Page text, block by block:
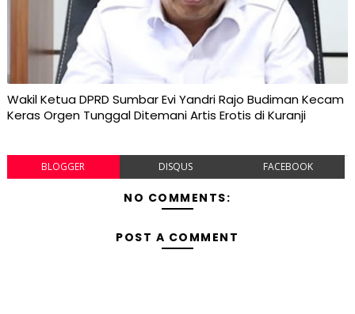
Wakil Ketua DPRD Sumbar Evi Yandri Rajo Budiman Kecam
Keras Orgen Tunggal Ditemani Artis Erotis di Kuranji
BLOGGER DISQUS FACEBOOK
NO COMMENTS:
POST A COMMENT